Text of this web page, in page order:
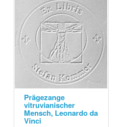
Prägezange
vitruvianischer
Mensch, Leonardo da
Vinci